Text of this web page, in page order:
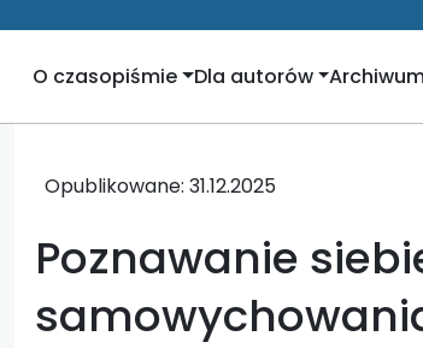
O czasopiśmie Dla autorów
Opublikowane: 31.12.2025
Poznawanie